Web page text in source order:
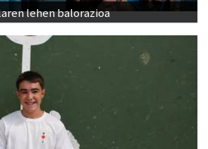
lehen balorazioa